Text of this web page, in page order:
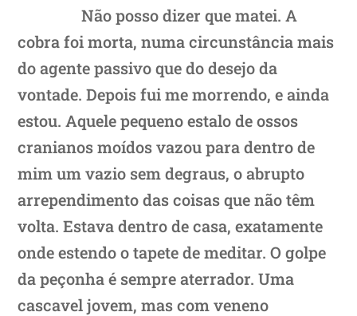
Não posso dizer que matei. A
cobra foi morta, numa circunstância mais
do agente passivo que do desejo da
vontade. Depois fui me morrendo, e ainda
estou. Aquele pequeno estalo de ossos
cranianos moídos vazou para dentro de
mim um vazio sem degraus, o abrupto
arrependimento das coisas que não têm
volta. Estava dentro de casa, exatamente
onde estendo o tapete de meditar. O golpe
da peçonha é sempre aterrador. Uma
cascavel jovem, mas com veneno